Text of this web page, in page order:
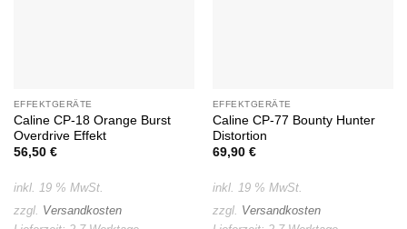
EFFEKTGERÄTE
Caline CP-18 Orange Burst
Overdrive Effekt
56,50 €
inkl. 19 % MwSt.
zzgl. Versandkosten
EFFEKTGERÄTE
Caline CP-77 Bounty Hunter
Distortion
69,90 €
inkl. 19 % MwSt.
zzgl. Versandkosten